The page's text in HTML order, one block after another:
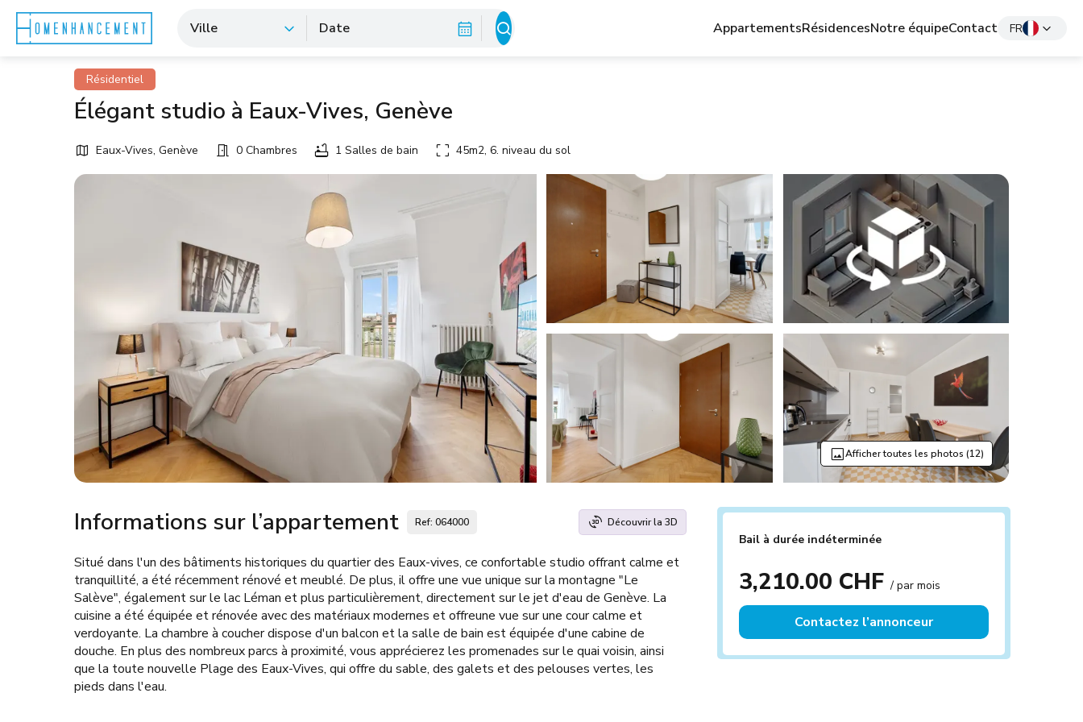
Ville Date AppartementsRésidencesNotre équipeContact FR
Résidentiel
Élégant studio à Eaux-Vives, Genève
Eaux-Vives, Genève 0 Chambres 1 Salles de bain 45m2, 6. niveau du sol
Afficher toutes les photos (12)
Informations sur l’appartement Ref: 064000 Découvrir la 3D
Situé dans l'un des bâtiments historiques du quartier des Eaux-vives, ce confortable studio offrant calme et
tranquillité, a été récemment rénové et meublé. De plus, il offre une vue unique sur la montagne "Le
Salève", également sur le lac Léman et plus particulièrement, directement sur le jet d'eau de Genève. La
cuisine a été équipée et rénovée avec des matériaux modernes et offreune vue sur une cour calme et
verdoyante. La chambre à coucher dispose d'un balcon et la salle de bain est équipée d'une cabine de
douche. En plus des nombreux parcs à proximité, vous apprécierez les promenades sur le quai voisin, ainsi
que la toute nouvelle Plage des Eaux-Vives, qui offre du sable, des galets et des pelouses vertes, les
pieds dans l'eau.
Bail à durée indéterminée
3,210.00 CHF/ par mois
Contactez l’annonceur